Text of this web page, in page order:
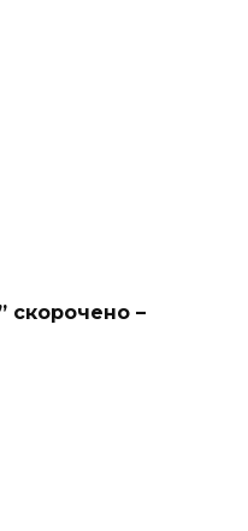
скорочено –